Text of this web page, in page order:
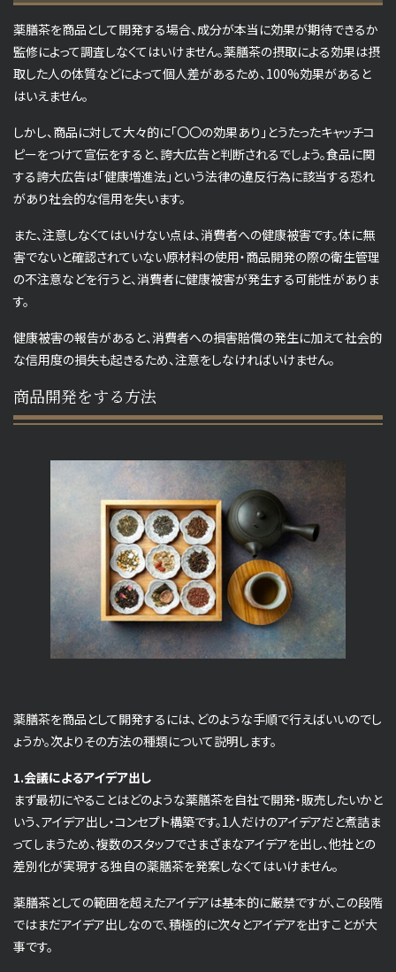
薬膳茶を商品として開発する場合、成分が本当に効果が期待できるか
監修によって調査しなくてはいけません。薬膳茶の摂取による効果は摂
取した人の体質などによって個人差があるため、100%効果があると
はいえません。
しかし、商品に対して大々的に「〇〇の効果あり」とうたったキャッチコ
ピーをつけて宣伝をすると、誇大広告と判断されるでしょう。食品に関
する誇大広告は「健康増進法」という法律の違反行為に該当する恐れ
があり社会的な信用を失います。
また、注意しなくてはいけない点は、消費者への健康被害です。体に無
害でないと確認されていない原材料の使用・商品開発の際の衛生管理
の不注意などを行うと、消費者に健康被害が発生する可能性がありま
す。
健康被害の報告があると、消費者への損害賠償の発生に加えて社会的
な信用度の損失も起きるため、注意をしなければいけません。
商品開発をする方法
薬膳茶を商品として開発するには、どのような手順で行えばいいのでし
ょうか。次よりその方法の種類について説明します。
1.会議によるアイデア出し
まず最初にやることはどのような薬膳茶を自社で開発・販売したいかと
いう、アイデア出し・コンセプト構築です。1人だけのアイデアだと煮詰ま
ってしまうため、複数のスタッフでさまざまなアイデアを出し、他社との
差別化が実現する独自の薬膳茶を発案しなくてはいけません。
薬膳茶としての範囲を超えたアイデアは基本的に厳禁ですが、この段階
ではまだアイデア出しなので、積極的に次々とアイデアを出すことが大
事です。